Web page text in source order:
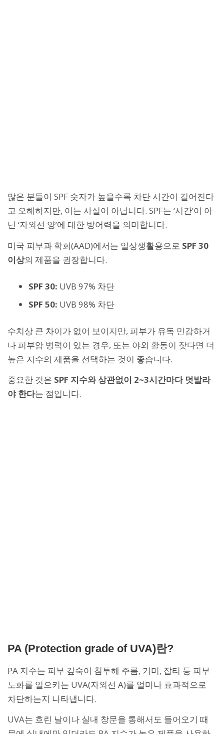
많은 분들이 SPF 숫자가 높을수록 차단 시간이 길어진다
고 오해하지만, 이는 사실이 아닙니다. SPF는 ‘시간’이 아
닌 ‘자외선 양’에 대한 방어력을 의미합니다.
미국 피부과 학회(AAD)에서는 일상생활용으로 SPF 30
이상의 제품을 권장합니다.
SPF 30: UVB 97% 차단
SPF 50: UVB 98% 차단
수치상 큰 차이가 없어 보이지만, 피부가 유독 민감하거
나 피부암 병력이 있는 경우, 또는 야외 활동이 잦다면 더
높은 지수의 제품을 선택하는 것이 좋습니다.
중요한 것은 SPF 지수와 상관없이 2~3시간마다 덧발라
야 한다는 점입니다.
PA (Protection grade of UVA)란?
PA 지수는 피부 깊숙이 침투해 주름, 기미, 잡티 등 피부
노화를 일으키는 UVA(자외선 A)를 얼마나 효과적으로
차단하는지 나타냅니다.
UVA는 흐린 날이나 실내 창문을 통해서도 들어오기 때